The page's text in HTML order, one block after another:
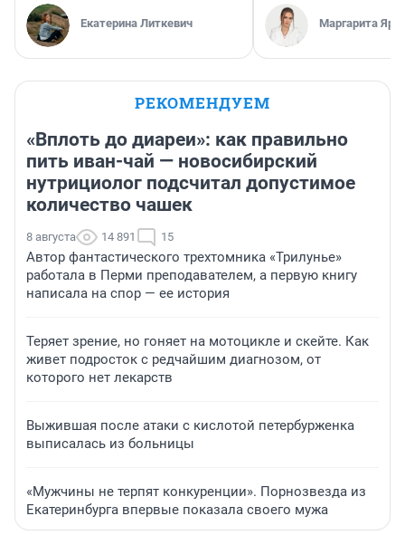
Екатерина Литкевич Маргарита
РЕКОМЕНДУЕМ
«Вплоть до диареи»: как правильно
пить иван-чай — новосибирский
нутрициолог подсчитал допустимое
количество чашек
8 августа 14 891 15
Автор фантастического трехтомника «Трилунье»
работала в Перми преподавателем, а первую книгу
написала на спор — ее история
Теряет зрение, но гоняет на мотоцикле и скейте. Как
живет подросток с редчайшим диагнозом, от
которого нет лекарств
Выжившая после атаки с кислотой петербурженка
выписалась из больницы
«Мужчины не терпят конкуренции». Порнозвезда из
Екатеринбурга впервые показала своего мужа